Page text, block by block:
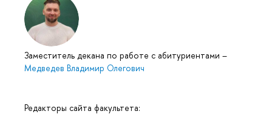
Заместитель декана по работе с абитуриентами –
Медведев Владимир Олегович
Редакторы сайта факультета: